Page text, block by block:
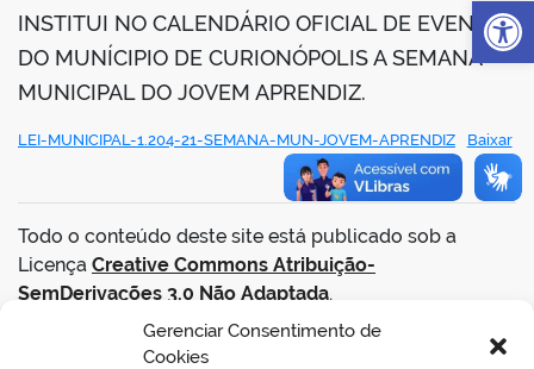
Gerenciar Consentimento de
Cookies
INSTITUI NO CALENDÁRIO OFICIAL DE EVENTOS
DO MUNÍCIPIO DE CURIONÓPOLIS A SEMANA
MUNICIPAL DO JOVEM APRENDIZ.
LEI-MUNICIPAL-1.204-21-SEMANA-MUN-JOVEM-APRENDIZ Baixar
Todo o conteúdo deste site está publicado sob a
Licença Creative Commons Atribuição-
SemDerivações 3.0 Não Adaptada.